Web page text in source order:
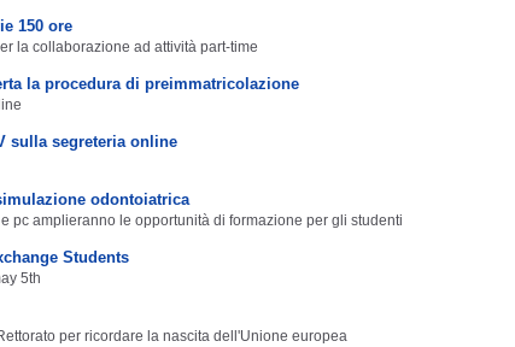
150 ore
la collaborazione ad attività part-time
la procedura di preimmatricolazione
sulla segreteria online
odontoiatrica
pc amplieranno le opportunità di formazione per gli studenti
Students
5th
per ricordare la nascita dell'Unione europea